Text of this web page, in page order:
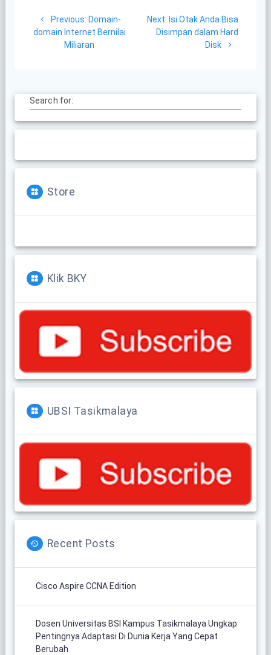
navigation
Previous: Previous
post:
Domain-
domain Internet Bernilai
Miliaran
Next: Next
post:
Isi Otak Anda Bisa
Disimpan dalam Hard
Disk
Search for:
Store
Klik BKY
UBSI Tasikmalaya
Recent Posts
Cisco Aspire CCNA Edition
Dosen Universitas BSI Kampus Tasikmalaya Ungkap
Pentingnya Adaptasi Di Dunia Kerja Yang Cepat
Berubah